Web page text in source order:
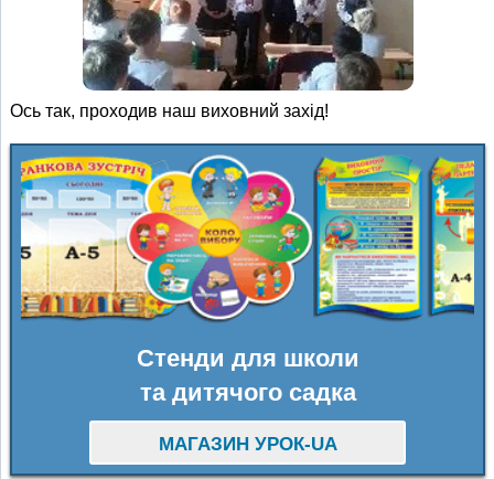
Ось так, проходив наш виховний захід!
Стенди для школи
та дитячого садка
МАГАЗИН УРОК-UA